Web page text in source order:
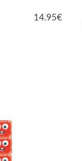
14.95€